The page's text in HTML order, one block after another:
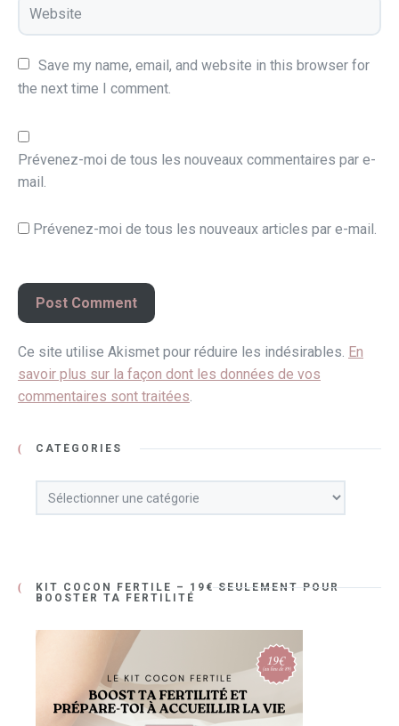
Save my name, email, and website in this browser for
the next time I comment.
Prévenez-moi de tous les nouveaux commentaires par e-
mail.
Prévenez-moi de tous les nouveaux articles par e-mail.
Ce site utilise Akismet pour réduire les indésirables. En
savoir plus sur la façon dont les données de vos
commentaires sont traitées.
CATÉGORIES
KIT COCON FERTILE – 19€ SEULEMENT POUR
BOOSTER TA FERTILITÉ